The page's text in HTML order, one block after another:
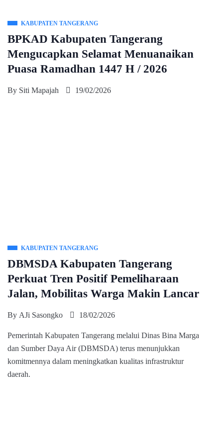
KABUPATEN TANGERANG
BPKAD Kabupaten Tangerang
Mengucapkan Selamat Menuanaikan
Puasa Ramadhan 1447 H / 2026
By Siti Mapajah 19/02/2026
KABUPATEN TANGERANG
DBMSDA Kabupaten Tangerang
Perkuat Tren Positif Pemeliharaan
Jalan, Mobilitas Warga Makin Lancar
By AJi Sasongko 18/02/2026
Pemerintah Kabupaten Tangerang melalui Dinas Bina Marga
dan Sumber Daya Air (DBMSDA) terus menunjukkan
komitmennya dalam meningkatkan kualitas infrastruktur
daerah.